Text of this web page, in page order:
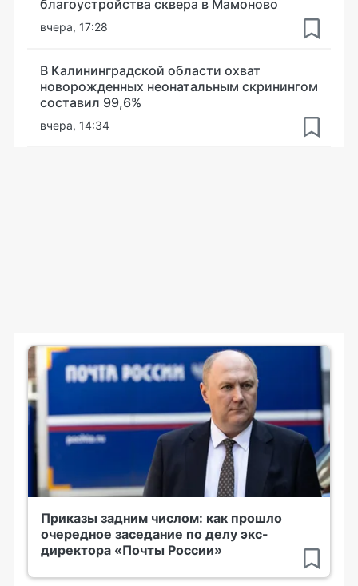
благоустройства сквера в Мамоново
вчера, 17:28
В Калининградской области охват
новорожденных неонатальным скринингом
составил 99,6%
вчера, 14:34
Приказы задним числом: как прошло
очередное заседание по делу экс-
директора «Почты России»